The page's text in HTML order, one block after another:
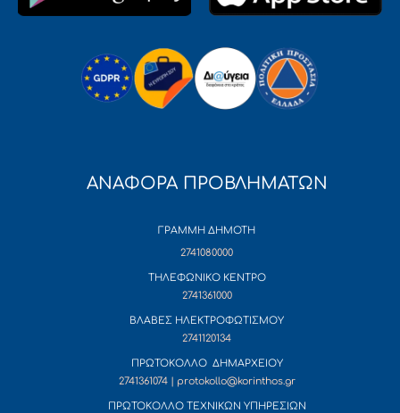
ΑΝΑΦΟΡΑ ΠΡΟΒΛΗΜΑΤΩΝ
ΓΡΑΜΜΗ ΔΗΜΟΤΗ
2741080000
ΤΗΛΕΦΩΝΙΚΟ ΚΕΝΤΡΟ
2741361000
ΒΛΑΒΕΣ ΗΛΕΚΤΡΟΦΩΤΙΣΜΟΥ
2741120134
ΠΡΩΤΟΚΟΛΛΟ ΔΗΜΑΡΧΕΙΟΥ
2741361074 | protokollo@korinthos.gr
ΠΡΩΤΟΚΟΛΛΟ ΤΕΧΝΙΚΩΝ ΥΠΗΡΕΣΙΩΝ